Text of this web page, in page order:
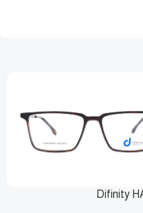
Difinity